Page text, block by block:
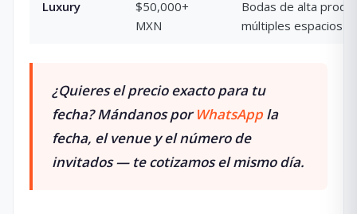
Luxury
$50,000+
MXN
Bodas de alta
múltiples espacios
¿Quieres el precio exacto para tu
fecha?Mándanos por WhatsAppla
fecha, el venue y el número de
invitados — te cotizamos el mismo día.